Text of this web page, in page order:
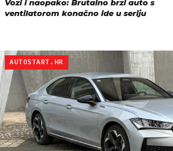
Vozi i naopako: Brutalno brzi auto s
ventilatorom konačno ide u seriju
AUTOSTART.HR